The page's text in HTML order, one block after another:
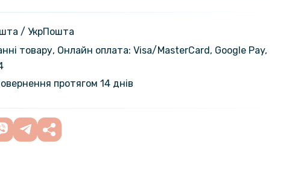
/ УкрПошта
товару, Онлайн оплата: Visa/MasterСard, Google Pay,
протягом 14 днів